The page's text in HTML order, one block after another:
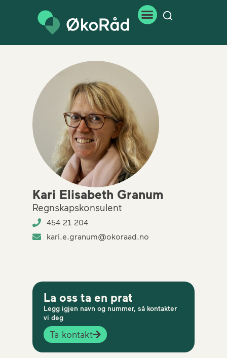
Kari Elisabeth Granum
Regnskapskonsulent
454 21 204
kari.e.granum@okoraad.no
La oss ta en prat
Legg igjen navn og nummer, så kontakter
vi deg
Ta kontakt